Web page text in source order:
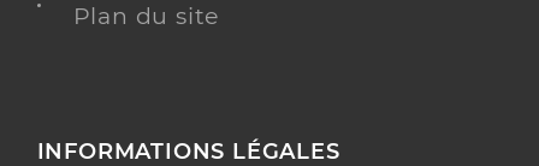
Plan du site
INFORMATIONS LÉGALES